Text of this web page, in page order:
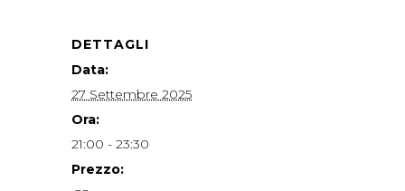
DETTAGLI
Data:
27 Settembre 2025
Ora:
21:00 - 23:30
Prezzo: